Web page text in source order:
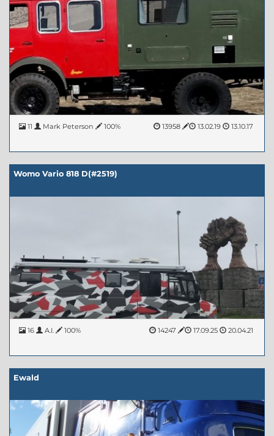
11 13.10.17
Mark Peterson 13.02.19
100% 13958
Womo Vario 818 D(#2519)
16 20.04.21
A.I. 17.09.25
100% 14247
Ewald